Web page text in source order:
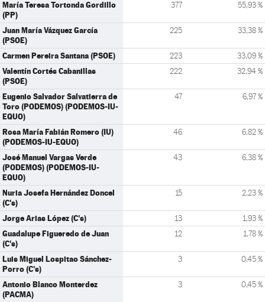
María Teresa Tortonda Gordillo
(PP)
377 55,93 %
Juan María Vázquez García
(PSOE)
225 33,38 %
Carmen Pereira Santana (PSOE) 223 33,09 %
Valentín Cortés Cabanillas
(PSOE)
222 32,94 %
Eugenio Salvador Salvatierra de
Toro (PODEMOS) (PODEMOS-IU-
EQUO)
47 6,97 %
Rosa María Fabián Romero (IU)
(PODEMOS-IU-EQUO)
46 6,82 %
José Manuel Vargas Verde
(PODEMOS) (PODEMOS-IU-
EQUO)
43 6,38 %
Nuria Josefa Hernández Doncel
(C's)
15 2,23 %
Jorge Arias López (C's) 13 1,93 %
Guadalupe Figueredo de Juan
(C's)
12 1,78 %
Luis Miguel Lospitao Sánchez-
Porro (C's)
3 0,45 %
Antonio Blanco Monterdez
(PACMA)
3 0,45 %